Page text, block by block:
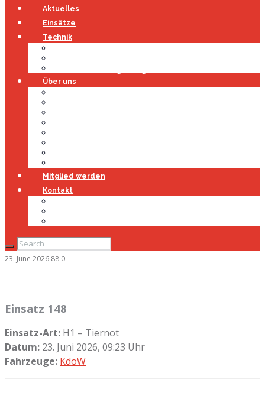
Aktuelles
Einsätze
Technik
Über uns
Mitglied werden
Kontakt
23. June 2026 88 0
Einsatz 148
Einsatz-Art: H1 – Tiernot
Datum: 23. Juni 2026, 09:23 Uhr
Fahrzeuge: KdoW